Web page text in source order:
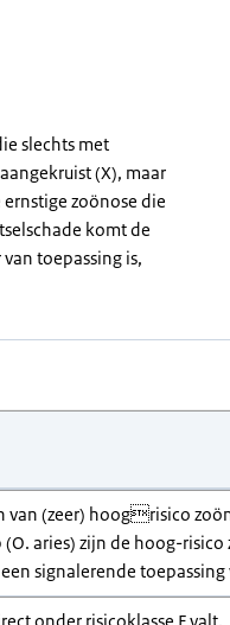
slechts met
(X), maar
zoönose die
komt de
toepassing is,
van (zeer) hoogrisico
aries) zijn de hoog-
signalerende toepassing